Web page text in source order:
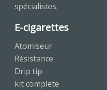
spécialistes.
E-cigarettes
Atomiseur
Résistance
Drip tip
kit complete